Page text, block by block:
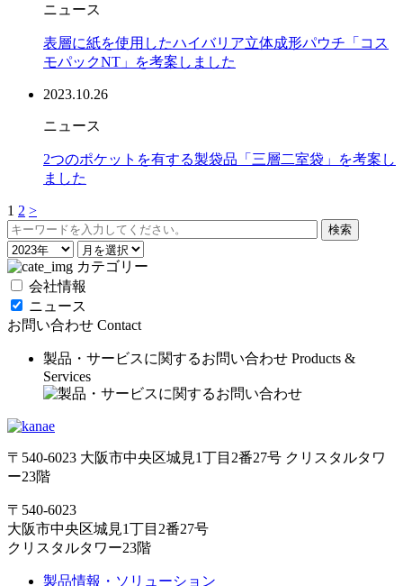
ニュース
表層に紙を使用したハイバリア立体成形パウチ「コス
モパックNT」を考案しました
2023.10.26
ニュース
2つのポケットを有する製袋品「三層二室袋」を考案し
ました
1 2 >
カテゴリー
会社情報
ニュース
お問い合わせ Contact
製品・サービスに関するお問い合わせ Products &
Services
〒540-6023 大阪市中央区城見1丁目2番27号 クリスタルタワ
ー23階
〒540-6023
大阪市中央区城見1丁目2番27号
クリスタルタワー23階
製品情報・ソリューション